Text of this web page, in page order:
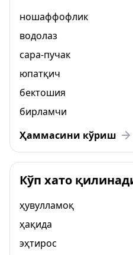
ношаффофлик
водолаз
сара-пучак
юпатқич
бектошия
бирламчи
Ҳаммасини кўриш
Кўп хато
ҳувулламоқ
ҳақида
эҳтирос